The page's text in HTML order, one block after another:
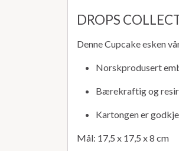
DROPS
Denne Cupcake esken
Norskprodusert
Bærekraftig og
Kartongen er
Mål: 17,5 x 17,5 x 8 cm